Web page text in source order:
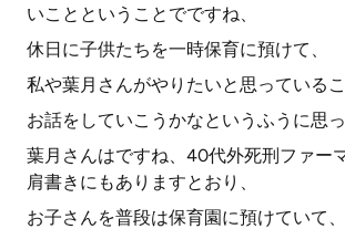
いことということでですね、
休日に子供たちを一時保育に預けて、
私や葉月さんがやりたいと思っている
お話をしていこうかなというふうに思っ
葉月さんはですね、40代外死刑ファー
肩書きにもありますとおり、
お子さんを普段は保育園に預けていて、